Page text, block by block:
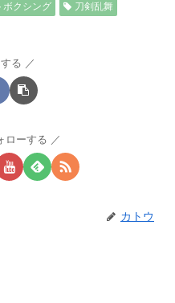
ボクシング
刀剣乱舞
る
ローする
カトウ